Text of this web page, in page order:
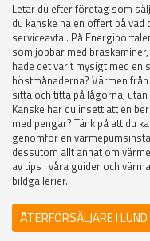
Letar du efter företag som
du kanske ha en offert på
serviceavtal. På
som jobbar med
hade det varit mysigt med en
höstmånaderna? Värmen
sitta och titta på lågorna,
Kanske har du insett att en
med pengar? Tänk på att du
genomför en
dessutom allt annat om
av tips i våra guider och
bildgallerier.
ÅTERFÖRSÄLJARE I